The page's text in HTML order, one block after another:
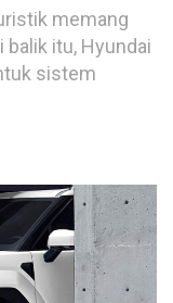
memang
balik itu, Hyundai
sistem